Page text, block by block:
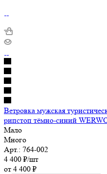
Ветровка мужская
рипстоп тёмно-синий
Мало
Много
Арт.: 764-002
4 400 ₽/шт
от 4 400 ₽